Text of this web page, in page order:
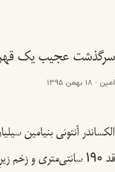
سرگذشت عجیب یک
امین · 18 بهمن 1395
الکساندر آنتونی بنیامین
قد 190 سانتی‌متری و